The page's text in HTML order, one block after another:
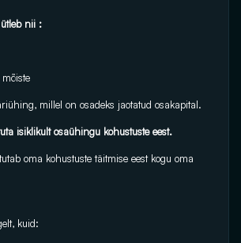
nii :
millel on osadeks jaotatud osakapital.
isiklikult osaühingu kohustuste eest.
oma kohustuste täitmise eest kogu oma
kuid: